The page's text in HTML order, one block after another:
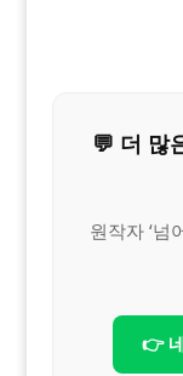
💬 더 많
원작자 ‘넘
👉